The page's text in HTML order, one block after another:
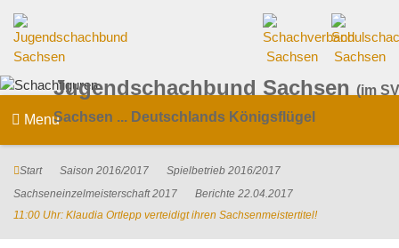
Jugendschachbund Sachsen (im
Sachsen ... Deutschlands Königsflügel
Menu
Start Saison 2016/2017
Spielbetrieb 2016/2017
Sachseneinzelmeisterschaft 2017
Berichte 22.04.2017
11:00 Uhr: Klaudia Ortlepp verteidigt ihren Sachsenmeistertitel!